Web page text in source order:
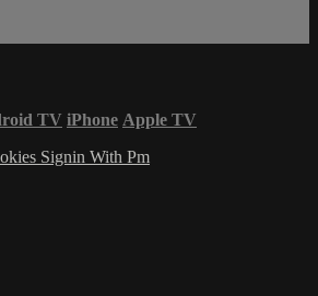
TV iPhone Apple TV
Signin With Pm